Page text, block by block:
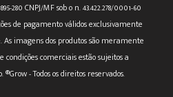
280 CNPJ/MF sob o n. 43.422.278/0001-60
de pagamento válidos exclusivamente
imagens dos produtos são meramente
condições comerciais estão sujeitos a
- Todos os direitos reservados.